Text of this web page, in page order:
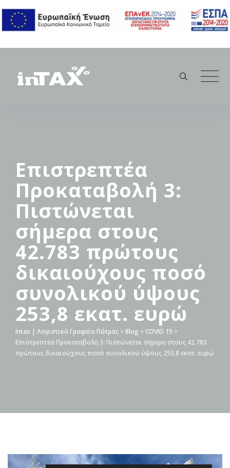
content
Επιστρεπτέα
Προκαταβολή 3:
Πιστώνεται
σήμερα στους
42.783 πρώτους
δικαιούχους ποσό
συνολικού ύψους
253,8 εκατ. ευρώ
Intax | Λογιστικό Γραφείο Πάτρας > Blog > COVID 19 >
Επιστρεπτέα Προκαταβολή 3: Πιστώνεται σήμερα στους 42.783
πρώτους δικαιούχους ποσό συνολικού ύψους 253,8 εκατ. ευρώ